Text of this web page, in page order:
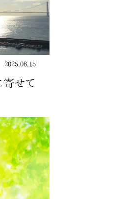
2025.08.15
せて